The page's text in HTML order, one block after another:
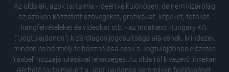
Az oldalak, azok tartalma - ideértve különösen, de nem kizárólag
az azokon közzétett szövegeket, grafikákat, képeket, fotókat,
hangfelvételeket és videókat stb. - az IndaNext Hungary Kft.
("Jogtulajdonos") kizárólagos jogosultsága alá esnek. Mindezek
minden és bármely felhasználása csak a Jogtulajdonos előzetes
írásbeli hozzájárulásával lehetséges. Az oldalról kivezető linkeken
elérhető tartalmakért a Jogtulajdonos semmilyen felelősséget,